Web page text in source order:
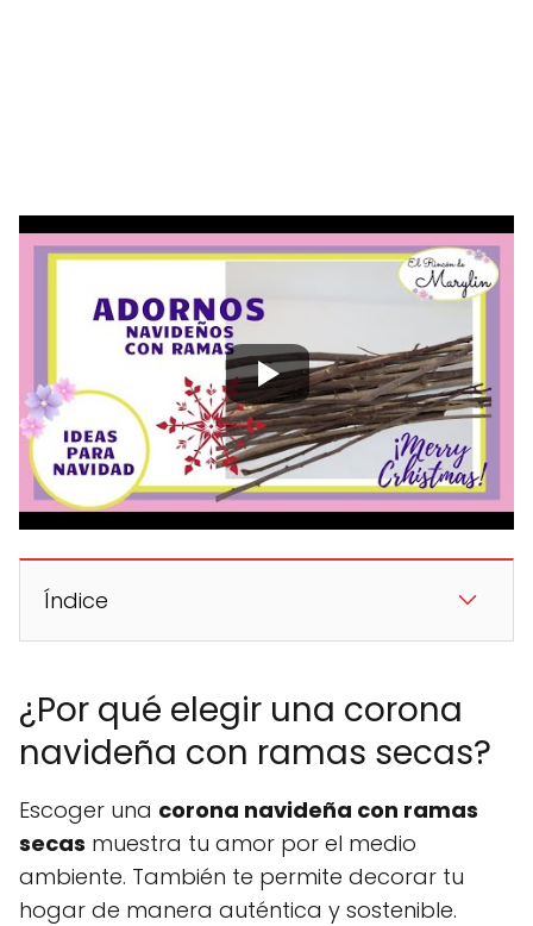
Índice
¿Por qué elegir una corona
navideña con ramas secas?
Escoger una corona navideña con ramas
secas muestra tu amor por el medio
ambiente. También te permite decorar tu
hogar de manera auténtica y sostenible.